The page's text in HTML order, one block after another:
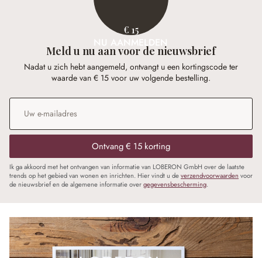
€ 15
NU AANMELDEN
Meld u nu aan voor de nieuwsbrief
Nadat u zich hebt aangemeld, ontvangt u een kortingscode ter
waarde van € 15 voor uw volgende bestelling.
E-mailadres*
Ontvang € 15 korting
Ik ga akkoord met het ontvangen van informatie van LOBERON GmbH over de laatste
trends op het gebied van wonen en inrichten. Hier vindt u deverzendvoorwaarden voor
de nieuwsbrief en de algemene informatie overgegevensbescherming.